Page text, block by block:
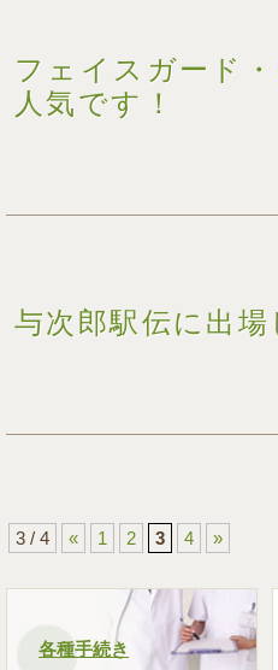
フェイスガード
人気です！
与次郎駅伝に出場
3 / 4 « 1 2 3 4 »
各種手続き